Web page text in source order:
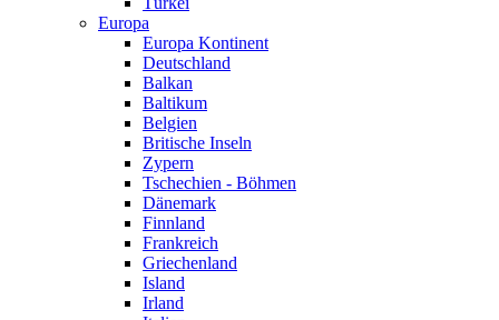
Europa
Europa Kontinent
Deutschland
Balkan
Baltikum
Belgien
Britische Inseln
Zypern
Tschechien - Böhmen
Dänemark
Finnland
Frankreich
Griechenland
Island
Irland